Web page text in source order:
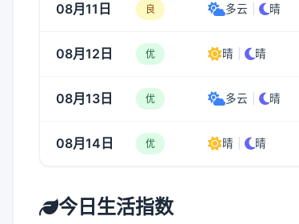
08月11日 良 多云 晴
08月12日 优 晴 晴
08月13日 优 多云 晴
08月14日 优 晴 晴
今日生活指数